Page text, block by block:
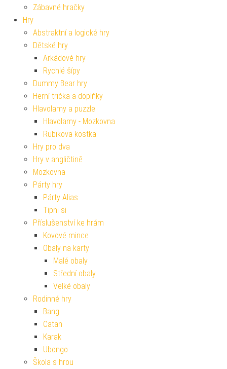
Zábavné hračky
Hry
Abstraktní a logické hry
Dětské hry
Arkádové hry
Rychlé šípy
Dummy Bear hry
Herní trička a doplňky
Hlavolamy a puzzle
Hlavolamy - Mozkovna
Rubikova kostka
Hry pro dva
Hry v angličtině
Mozkovna
Párty hry
Párty Alias
Tipni si
Příslušenství ke hrám
Kovové mince
Obaly na karty
Malé obaly
Střední obaly
Velké obaly
Rodinné hry
Bang
Catan
Karak
Ubongo
Škola s hrou